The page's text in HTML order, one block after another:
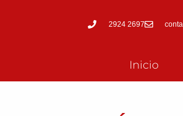
2924 2697
Inicio